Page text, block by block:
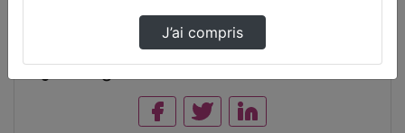
Il n’y a pas de note disponible pour vous pour cette vidéo.
Connectez-vous pour en créer une nouvelle.
Partager
J’ai compris